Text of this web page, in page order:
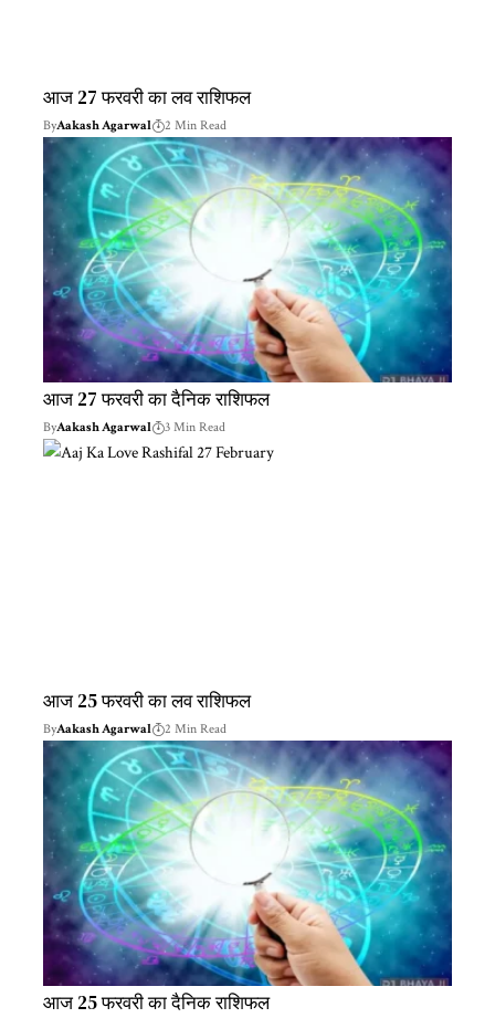
आज 27 फरवरी का लव राशिफल
ByAakash Agarwal 2 Min Read
आज 27 फरवरी का दैनिक राशिफल
ByAakash Agarwal 3 Min Read
आज 25 फरवरी का लव राशिफल
ByAakash Agarwal 2 Min Read
आज 25 फरवरी का दैनिक राशिफल